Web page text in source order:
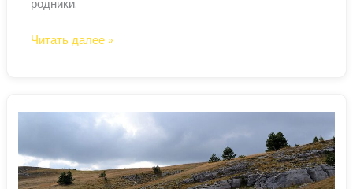
родники.
Таракташская
маршрут
Ай-
Петри
Читать далее »